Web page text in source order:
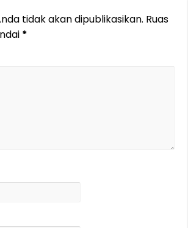
tidak akan dipublikasikan. Ruas
*